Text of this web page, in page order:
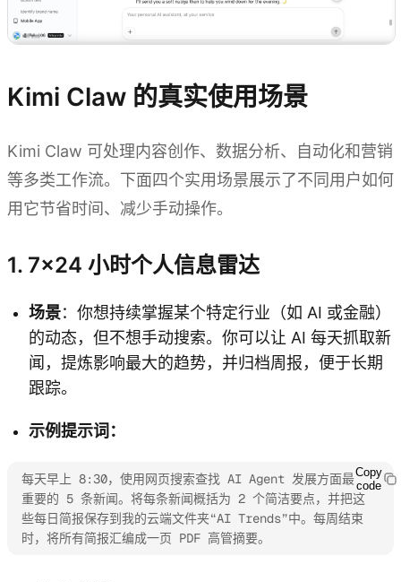
Kimi Claw 的真实使用场景
Kimi Claw 可处理内容创作、数据分析、自动化和营销
等多类工作流。下面四个实用场景展示了不同用户如何
用它节省时间、减少手动操作。
1. 7×24 小时个人信息雷达
场景：你想持续掌握某个特定行业（如 AI 或金融）
的动态，但不想手动搜索。你可以让 AI 每天抓取新
闻，提炼影响最大的趋势，并归档周报，便于长期
跟踪。
示例提示词：
每天早上 8:30，使用网页搜索查找 AI Agent 发展方面最
重要的 5 条新闻。将每条新闻概括为 2 个简洁要点，并把这
些每日简报保存到我的云端文件夹“AI Trends”中。每周结束
时，将所有简报汇编成一页 PDF 高管摘要。
Copy
code